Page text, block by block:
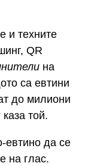
и техните
QR
на
са евтини
до милиони
той.
евтино да се
на глас.